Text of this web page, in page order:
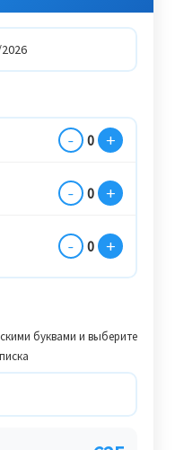
- 0 +
- 0 +
- 0 +
буквами и выберите